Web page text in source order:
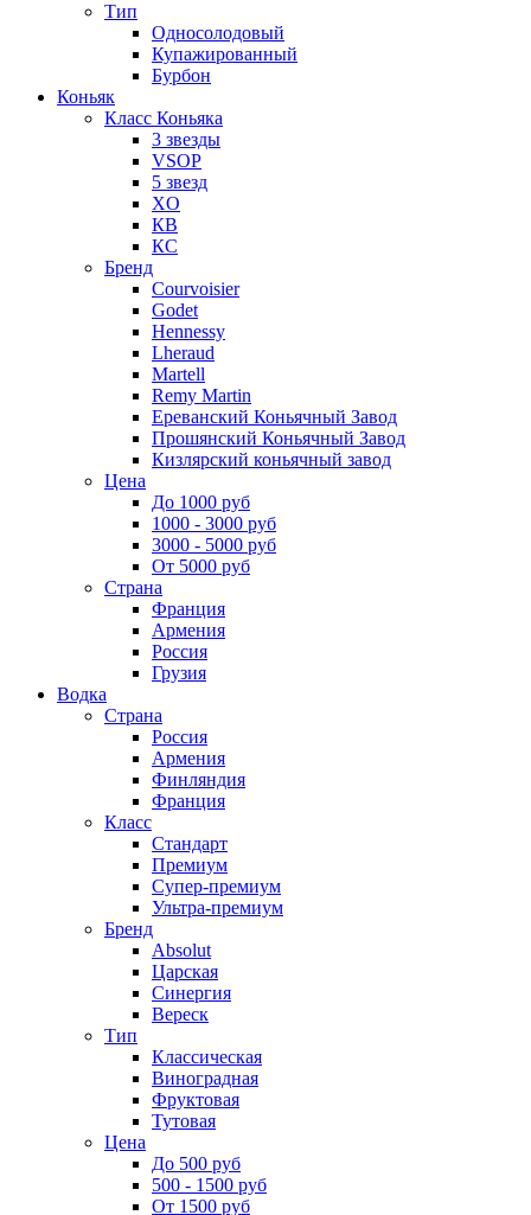
Тип
Односолодовый
Купажированный
Бурбон
Коньяк
Класс Коньяка
3 звезды
VSOP
5 звезд
XO
КВ
КС
Бренд
Courvoisier
Godet
Hennessy
Lheraud
Martell
Remy Martin
Ереванский Коньячный Завод
Прошянский Коньячный Завод
Кизлярский коньячный завод
Цена
До 1000 руб
1000 - 3000 руб
3000 - 5000 руб
От 5000 руб
Страна
Франция
Армения
Россия
Грузия
Водка
Страна
Россия
Армения
Финляндия
Франция
Класс
Стандарт
Премиум
Супер-премиум
Ультра-премиум
Бренд
Absolut
Царская
Синергия
Вереск
Тип
Классическая
Виноградная
Фруктовая
Тутовая
Цена
До 500 руб
500 - 1500 руб
От 1500 руб